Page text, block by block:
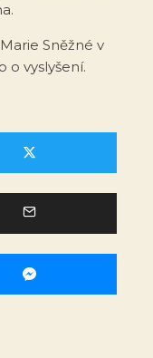
Sněžné v
o vyslyšení.